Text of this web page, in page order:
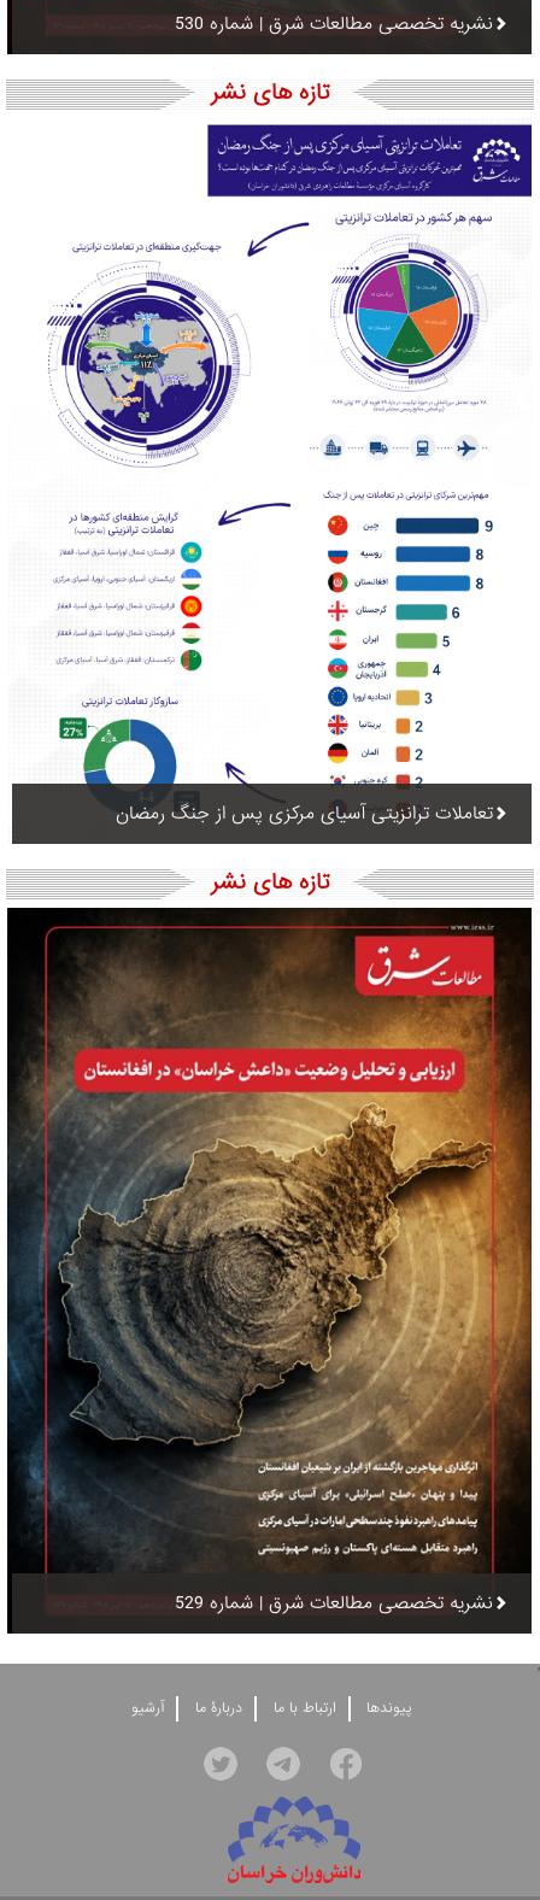
نشریه تخصصی مطالعات شرق | شماره 530
تازه های نشر
تعاملات ترانزیتی آسیای مرکزی پس از جنگ رمضان
تازه های نشر
نشریه تخصصی مطالعات شرق | شماره 529
'
پيوندها ارتباط با ما دربارۀ ما آرشيو